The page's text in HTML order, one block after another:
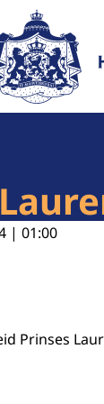
Naar de
| 01:00
Prinses